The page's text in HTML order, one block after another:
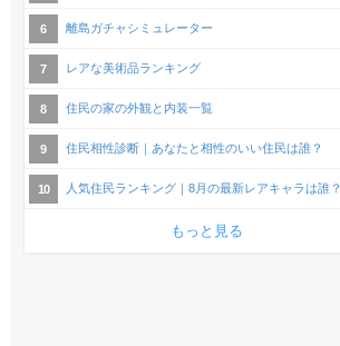
離島ガチャシミュレーター
レアな美術品ランキング
住民の家の外観と内装一覧
住民相性診断｜あなたと相性のいい住民は誰？
人気住民ランキング｜8月の最新レアキャラは誰？
もっと見る